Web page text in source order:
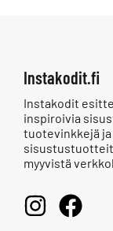
Instakodit.fi
Instakodit
inspiroivia
tuotevinkkejä
myyvistä